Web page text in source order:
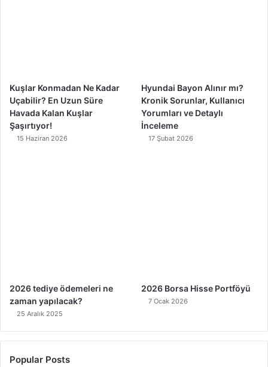
Kuşlar Konmadan Ne Kadar
Uçabilir? En Uzun Süre
Havada Kalan Kuşlar
Şaşırtıyor!
15 Haziran 2026
Hyundai Bayon Alınır mı?
Kronik Sorunlar, Kullanıcı
Yorumları ve Detaylı
İnceleme
17 Şubat 2026
2026 tediye ödemeleri ne
zaman yapılacak?
25 Aralık 2025
2026 Borsa Hisse Portföyü
7 Ocak 2026
Popular Posts